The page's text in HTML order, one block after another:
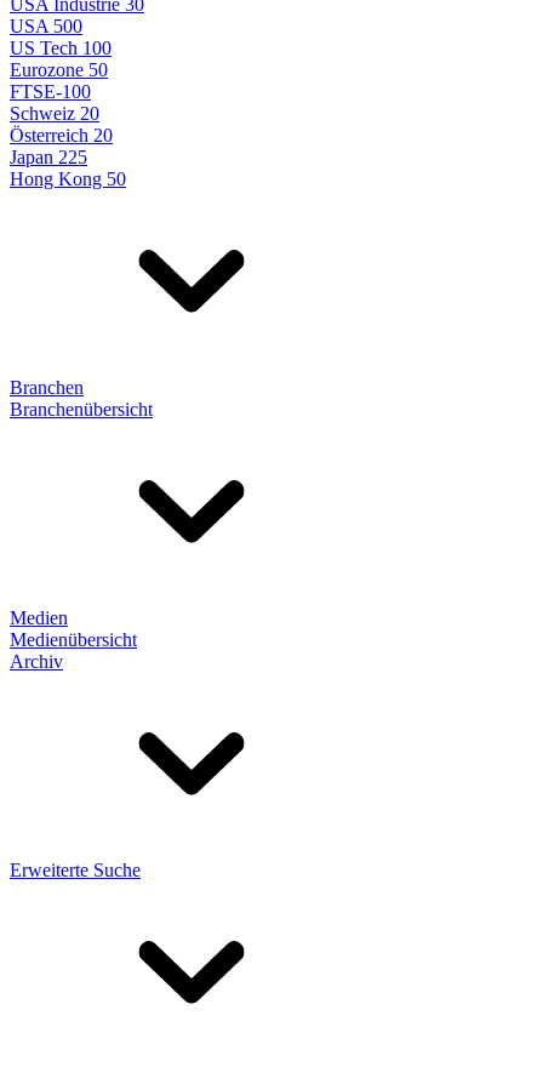
USA Industrie 30
USA 500
US Tech 100
Eurozone 50
FTSE-100
Schweiz 20
Österreich 20
Japan 225
Hong Kong 50
Branchen
Branchenübersicht
Medien
Medienübersicht
Archiv
Erweiterte Suche